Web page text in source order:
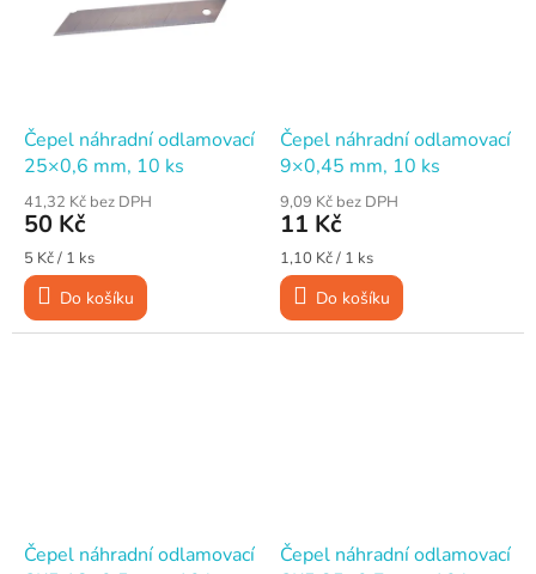
Čepel náhradní odlamovací
25×0,6 mm, 10 ks
41,32 Kč bez DPH
50 Kč
Měrná
cena:
5 Kč / 1 ks
Do košíku
Čepel náhradní odlamovací
9×0,45 mm, 10 ks
9,09 Kč bez DPH
11 Kč
Měrná
cena:
1,10 Kč / 1 ks
Do košíku
Čepel náhradní odlamovací
Čepel náhradní odlamovací